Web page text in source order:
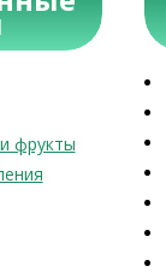
фрукты